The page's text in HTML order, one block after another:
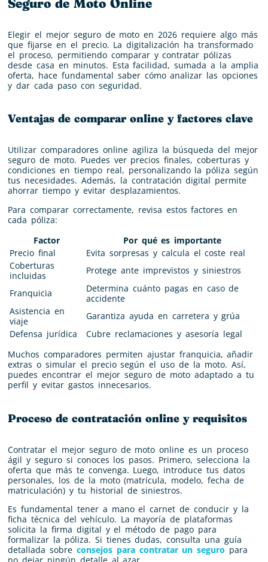
Elegir el mejor seguro de moto en 2026 requiere algo más
que fijarse en el precio. La digitalización ha transformado
el proceso, permitiendo comparar y contratar pólizas
desde casa en minutos. Esta facilidad, sumada a la amplia
oferta, hace fundamental saber cómo analizar las opciones
y dar cada paso con seguridad.
Ventajas de comparar online y factores clave
Utilizar comparadores online agiliza la búsqueda del mejor
seguro de moto. Puedes ver precios finales, coberturas y
condiciones en tiempo real, personalizando la póliza según
tus necesidades. Además, la contratación digital permite
ahorrar tiempo y evitar desplazamientos.
Para comparar correctamente, revisa estos factores en
cada póliza:
Factor
Por qué es importante
Precio final
Evita sorpresas y calcula el coste real
Coberturas
incluidas
Protege ante imprevistos y siniestros
Franquicia
Determina cuánto pagas en caso de
accidente
Asistencia en
viaje
Garantiza ayuda en carretera y grúa
Defensa jurídica
Cubre reclamaciones y asesoría legal
Muchos comparadores permiten ajustar franquicia, añadir
extras o simular el precio según el uso de la moto. Así,
puedes encontrar el mejor seguro de moto adaptado a tu
perfil y evitar gastos innecesarios.
Proceso de contratación online y requisitos
Contratar el mejor seguro de moto online es un proceso
ágil y seguro si conoces los pasos. Primero, selecciona la
oferta que más te convenga. Luego, introduce tus datos
personales, los de la moto (matrícula, modelo, fecha de
matriculación) y tu historial de siniestros.
Es fundamental tener a mano el carnet de conducir y la
ficha técnica del vehículo. La mayoría de plataformas
solicita la firma digital y el método de pago para
formalizar la póliza. Si tienes dudas, consulta una guía
detallada sobre consejos para contratar un seguro para